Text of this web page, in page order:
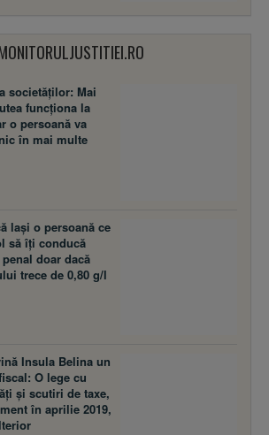
societăţilor: Mai
funcţiona la
o persoană va
în mai multe
laşi o persoană ce
să îţi conducă
doar dacă
trece de 0,80 g/l
Insula Belina un
O lege cu
şi scutiri de taxe,
în aprilie 2019,